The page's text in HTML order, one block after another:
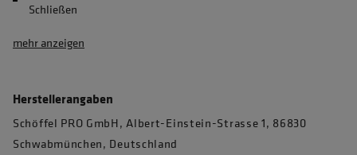
Schließen
mehr anzeigen
Herstellerangaben
Schöffel PRO GmbH, Albert-Einstein-Strasse 1, 86830
Schwabmünchen, Deutschland